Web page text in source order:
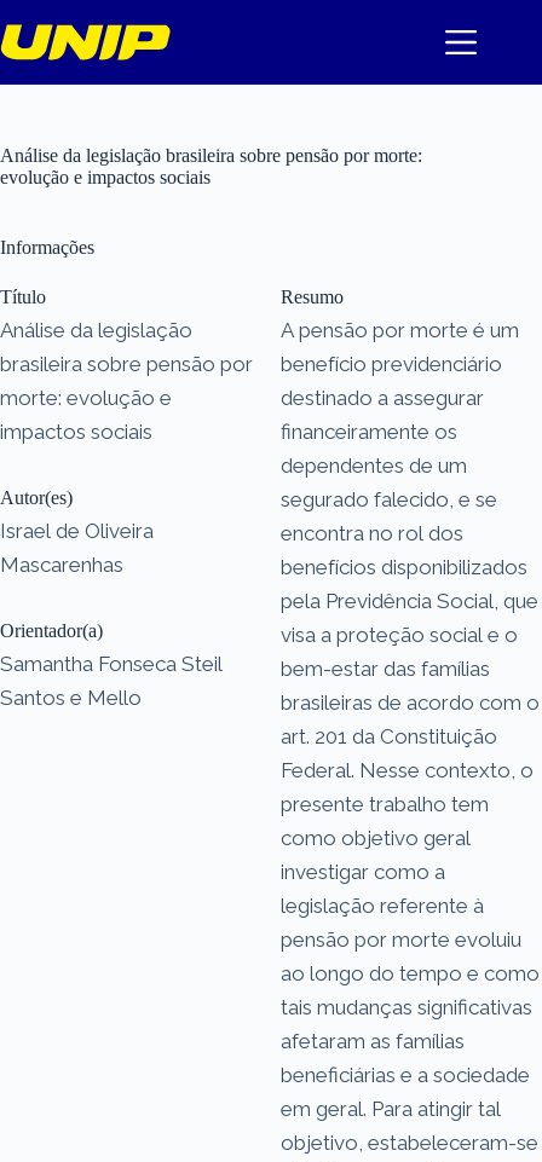
para
o
Análise da legislação brasileira sobre pensão por morte:
evolução e impactos sociais
Informações
Título
Análise da legislação
brasileira sobre pensão por
morte: evolução e
impactos sociais
Autor(es)
Israel de Oliveira
Mascarenhas
Orientador(a)
Samantha Fonseca Steil
Santos e Mello
Resumo
A pensão por morte é um
benefício previdenciário
destinado a assegurar
financeiramente os
dependentes de um
segurado falecido, e se
encontra no rol dos
benefícios disponibilizados
pela Previdência Social, que
visa a proteção social e o
bem-estar das famílias
brasileiras de acordo com o
art. 201 da Constituição
Federal. Nesse contexto, o
presente trabalho tem
como objetivo geral
investigar como a
legislação referente à
pensão por morte evoluiu
ao longo do tempo e como
tais mudanças significativas
afetaram as famílias
beneficiárias e a sociedade
em geral. Para atingir tal
objetivo, estabeleceram-se